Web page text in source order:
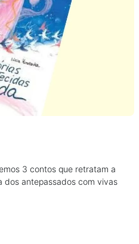
3 contos que retratam a
dos antepassados com vivas